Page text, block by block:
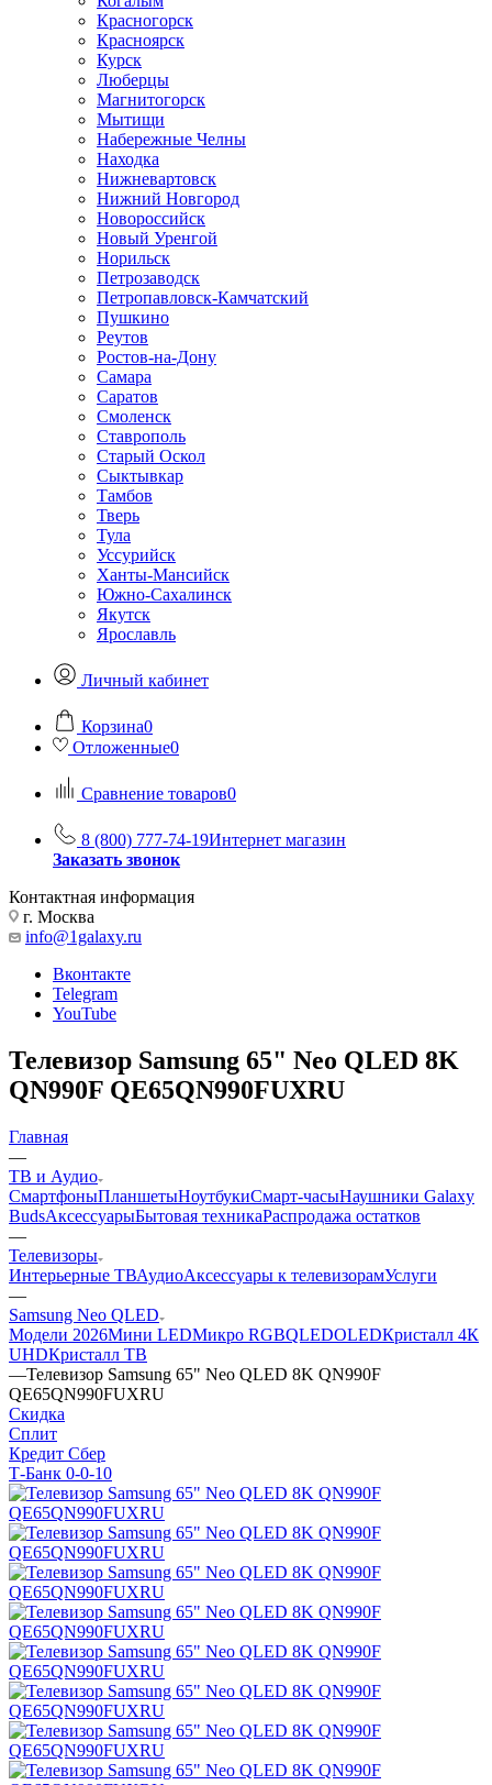
Красногорск
Красноярск
Курск
Люберцы
Магнитогорск
Мытищи
Набережные Челны
Находка
Нижневартовск
Нижний Новгород
Новороссийск
Новый Уренгой
Норильск
Петрозаводск
Петропавловск-Камчатский
Пушкино
Реутов
Ростов-на-Дону
Самара
Саратов
Смоленск
Ставрополь
Старый Оскол
Сыктывкар
Тамбов
Тверь
Тула
Уссурийск
Ханты-Мансийск
Южно-Сахалинск
Якутск
Ярославль
Личный кабинет
Корзина0
Отложенные0
Сравнение товаров0
8 (800) 777-74-19Интернет магазин
Заказать звонок
Контактная информация
г. Москва
info@1galaxy.ru
Вконтакте
Telegram
YouTube
Телевизор Samsung 65" Neo QLED 8K
QN990F QE65QN990FUXRU
Главная
—
ТВ и Аудио
СмартфоныПланшетыНоутбукиСмарт-часыНаушники Galaxy
BudsАксессуарыБытовая техникаРаспродажа остатков
—
Телевизоры
Интерьерные ТВАудиоАксессуары к телевизорамУслуги
—
Samsung Neo QLED
Модели 2026Мини LEDМикро RGBQLEDOLEDКристалл 4К
UHDКристалл ТВ
—Телевизор Samsung 65" Neo QLED 8K QN990F
QE65QN990FUXRU
Скидка
Сплит
Кредит Сбер
Т-Банк 0-0-10